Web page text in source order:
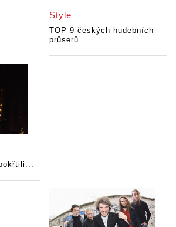
Style
TOP 9 českých hudebních
průserů...